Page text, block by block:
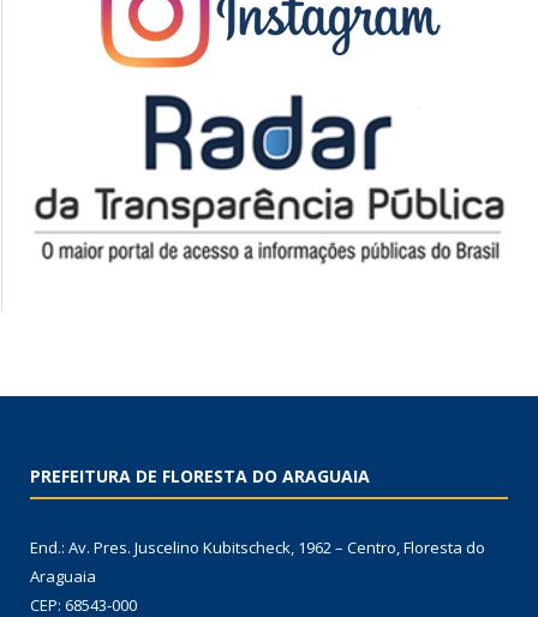
PREFEITURA DE FLORESTA DO ARAGUAIA
End.: Av. Pres. Juscelino Kubitscheck, 1962 – Centro, Floresta do
Araguaia
CEP: 68543-000